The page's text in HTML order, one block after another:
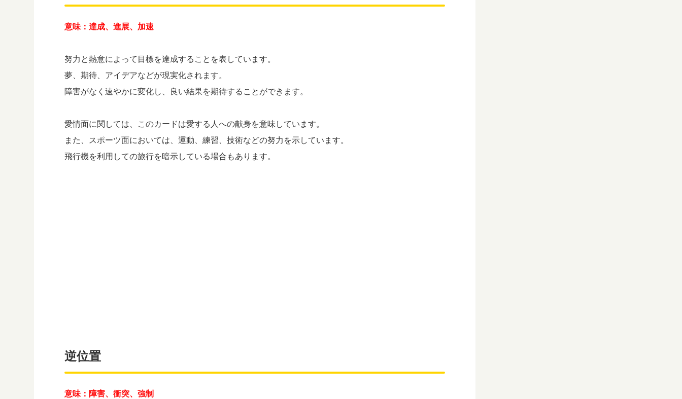
意味：達成、進展、加速
努力と熱意によって目標を達成することを表しています。
夢、期待、アイデアなどが現実化されます。
障害がなく速やかに変化し、良い結果を期待することができます。
愛情面に関しては、このカードは愛する人への献身を意味しています。
また、スポーツ面においては、運動、練習、技術などの努力を示しています。
飛行機を利用しての旅行を暗示している場合もあります。
逆位置
意味：障害、衝突、強制